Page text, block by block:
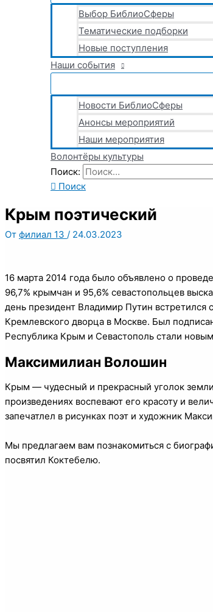
Выбор БиблиоСферы
Тематические подборки
Новые поступления
Наши события
Новости БиблиоСферы
Анонсы мероприятий
Наши мероприятия
Волонтёры культуры
Поиск:
Поиск
Крым поэтический
От филиал 13 / 24.03.2023
16 марта 2014 года было объявлено о
96,7% крымчан и 95,6% севастопольцев
день президент Владимир Путин
Кремлевского дворца в Москве. Был
Республика Крым и Севастополь стали
Максимилиан Волошин
Крым — чудесный и прекрасный уголок
произведениях воспевают его красоту и
запечатлел в рисунках поэт и художник
Мы предлагаем вам познакомиться с
посвятил Коктебелю.